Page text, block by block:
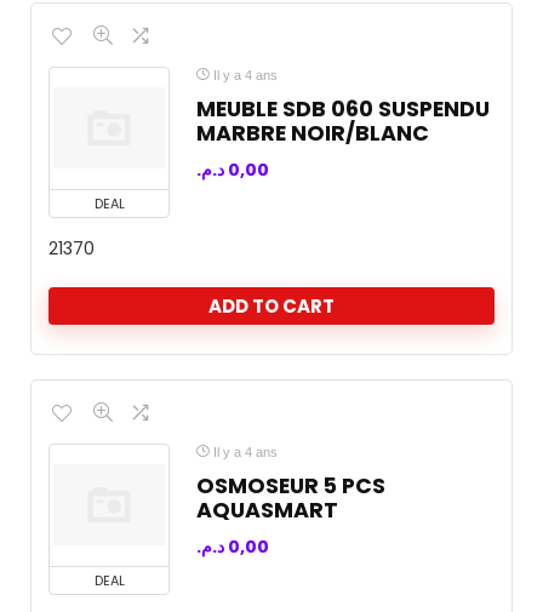
DEAL
Il y a 4 ans
MEUBLE SDB 060 SUSPENDU
MARBRE NOIR/BLANC
0,00 د.م.
21370
ADD TO CART
DEAL
Il y a 4 ans
OSMOSEUR 5 PCS
AQUASMART
0,00 د.م.